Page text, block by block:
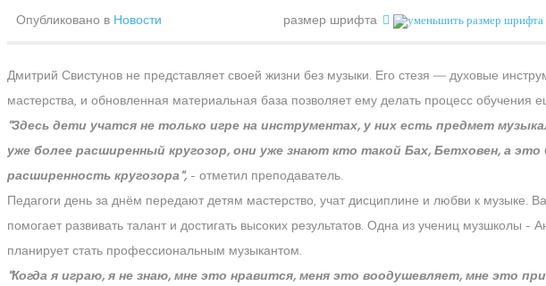
Опубликовано в Новости размер шрифта
Дмитрий Свистунов не представляет своей жизни без музыки. Его стезя — духовые
мастерства, и обновленная материальная база позволяет ему делать процесс обучения
"Здесь дети учатся не только игре на инструментах, у них есть предмет
уже более расширенный кругозор, они уже знают кто такой Бах, Бетховен, а
расширенность кругозора", - отметил преподаватель.
Педагоги день за днём передают детям мастерство, учат дисциплине и любви к музыке.
помогает развивать талант и достигать высоких результатов. Одна из учениц
планирует стать профессиональным музыкантом.
"Когда я играю, я не знаю, мне это нравится, меня это воодушевляет, мне это